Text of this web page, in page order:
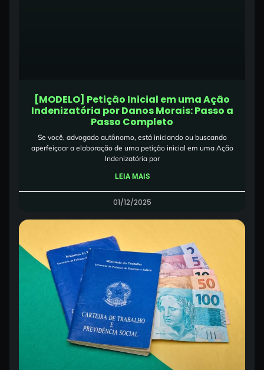
[MODELO] Petição Inicial em uma Ação
Indenizatória por Danos Morais: Passo a
Passo Completo
Se você, advogado autônomo, está iniciando ou buscando
aperfeiçoar a elaboração de uma petição inicial em uma Ação
Indenizatória por
LEIA MAIS
01/12/2025